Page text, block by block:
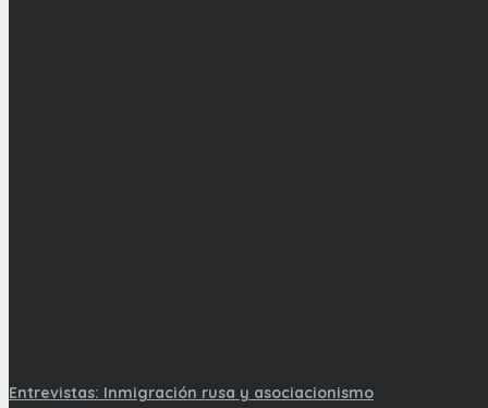
Entrevistas: Inmigración rusa y asociacionismo